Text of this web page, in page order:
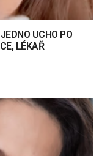
UCHO PO
LÉKAŘ